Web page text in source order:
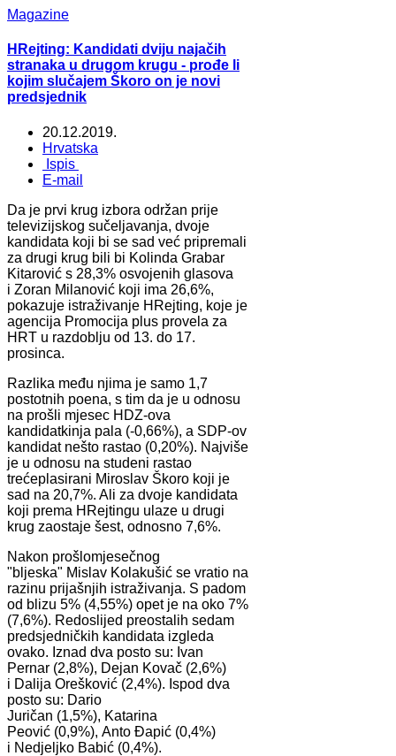
Magazine
HRejting: Kandidati dviju najačih
stranaka u drugom krugu - prođe li
kojim slučajem Škoro on je novi
predsjednik
20.12.2019.
Hrvatska
Ispis
E-mail
Da je prvi krug izbora održan prije
televizijskog sučeljavanja, dvoje
kandidata koji bi se sad već pripremali
za drugi krug bili bi Kolinda Grabar
Kitarović s 28,3% osvojenih glasova
i Zoran Milanović koji ima 26,6%,
pokazuje istraživanje HRejting, koje je
agencija Promocija plus provela za
HRT u razdoblju od 13. do 17.
prosinca.
Razlika među njima je samo 1,7
postotnih poena, s tim da je u odnosu
na prošli mjesec HDZ-ova
kandidatkinja pala (-0,66%), a SDP-ov
kandidat nešto rastao (0,20%). Najviše
je u odnosu na studeni rastao
trećeplasirani Miroslav Škoro koji je
sad na 20,7%. Ali za dvoje kandidata
koji prema HRejtingu ulaze u drugi
krug zaostaje šest, odnosno 7,6%.
Nakon prošlomjesečnog
"bljeska" Mislav Kolakušić se vratio na
razinu prijašnjih istraživanja. S padom
od blizu 5% (4,55%) opet je na oko 7%
(7,6%). Redoslijed preostalih sedam
predsjedničkih kandidata izgleda
ovako. Iznad dva posto su: Ivan
Pernar (2,8%), Dejan Kovač (2,6%)
i Dalija Orešković (2,4%). Ispod dva
posto su: Dario
Juričan (1,5%), Katarina
Peović (0,9%), Anto Đapić (0,4%)
i Nedjeljko Babić (0,4%).